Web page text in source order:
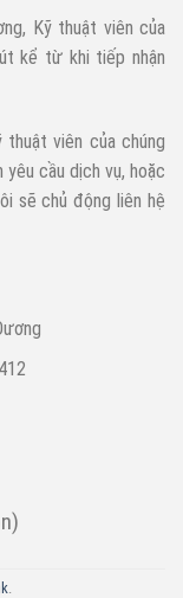
Kỹ thuật viên của
kể từ khi tiếp nhận
thuật viên của chúng
cầu dịch vụ, hoặc
sẽ chủ động liên hệ